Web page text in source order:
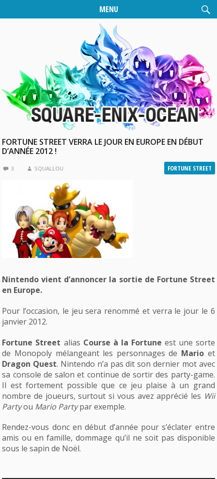
MENU
FORTUNE STREET VERRA LE JOUR EN EUROPE EN DÉBUT
D’ANNÉE 2012 !
FORTUNE STREET
3 SQUALLOU
Nintendo vient d’annoncer la sortie de Fortune Street
en Europe.
Pour l’occasion, le jeu sera renommé et verra le jour le 6
janvier 2012.
Fortune Street alias Course à la Fortune est une sorte
de Monopoly mélangeant les personnages de Marioet
Dragon Quest. Nintendo n’a pas dit son dernier mot avec
sa console de salon et continue de sortir des party-game.
Il est fortement possible que ce jeu plaise à un grand
nombre de joueurs, surtout si vous avez apprécié les Wii
Partyou Mario Partypar exemple.
Rendez-vous donc en début d’année pour s’éclater entre
amis ou en famille, dommage qu’il ne soit pas disponible
sous le sapin de Noël.